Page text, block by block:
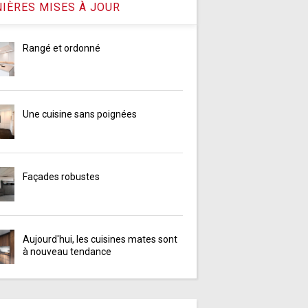
MISES À JOUR
Rangé et ordonné
Une cuisine sans poignées
Façades robustes
Aujourd'hui, les cuisines mates sont
à nouveau tendance